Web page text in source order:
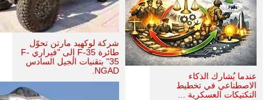
عندما يُشارك الذكاء
الاصطناعي في تخطيط
التكتيكات العسكرية ...
شركة لوكهيد مارتن تحوّل
طائرة F-35 إلى "فيراري F-
35" بتقنيات الجيل السادس
NGAD.